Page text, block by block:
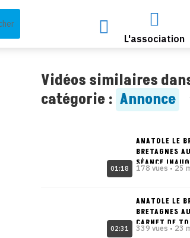
 
L'association
Vidéos similaires
catégorie : Annonce
01:18
ANATOLE LE
BRETAGNES
SÉANCE
178 vues • 25
02:31
ANATOLE LE
BRETAGNES
CARNET DE
339 vues • 23